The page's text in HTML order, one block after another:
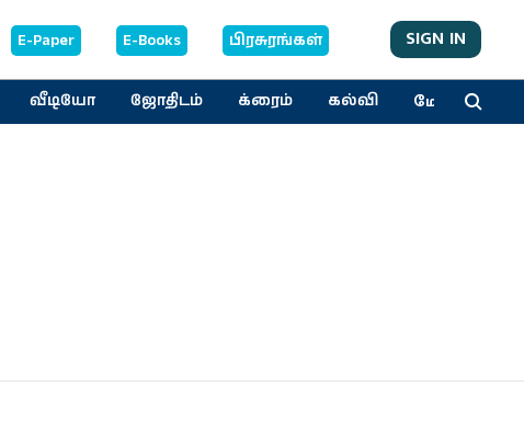
E-Paper E-Books பிரசுரங்கள் SIGN IN
வீடியோ ஜோதிடம் க்ரைம் கல்வி மேலும்